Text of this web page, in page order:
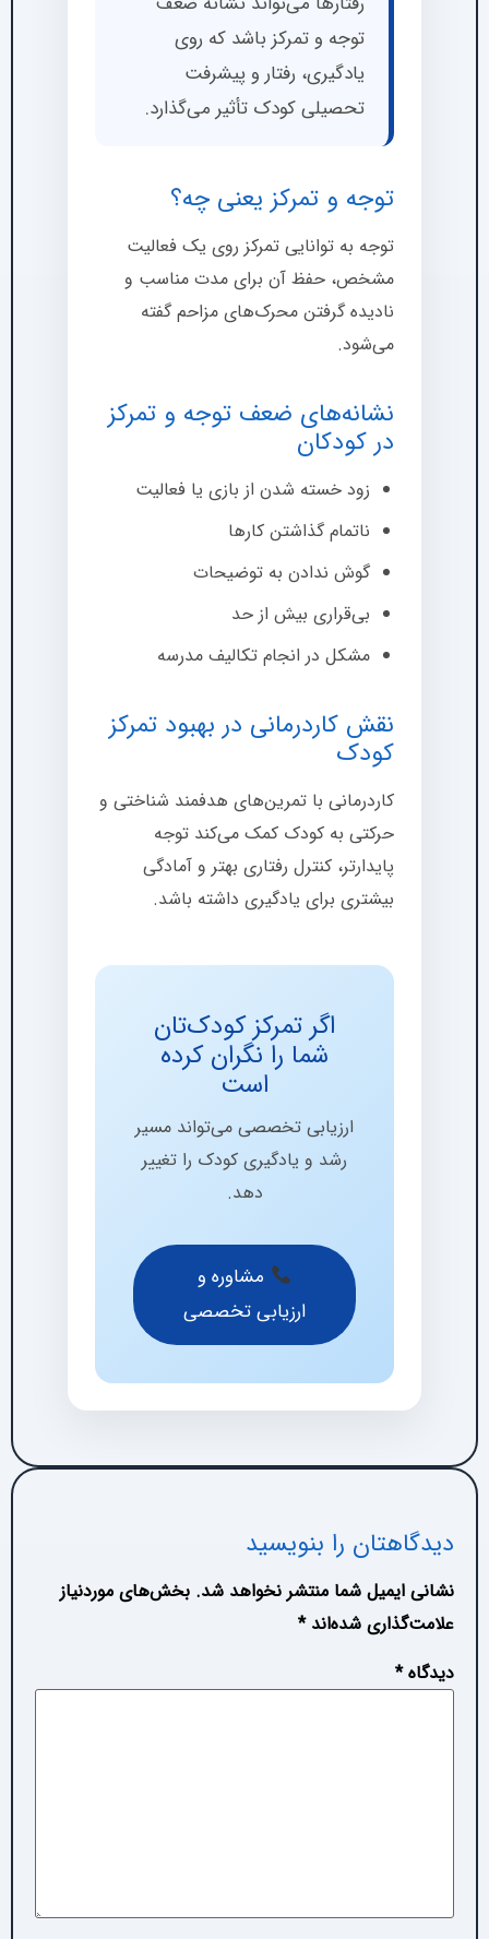
توجه و تمرکز باشد که روی
یادگیری، رفتار و پیشرفت
تحصیلی کودک تأثیر می‌گذارد.
توجه و تمرکز یعنی چه؟
توجه به توانایی تمرکز روی یک فعالیت
مشخص، حفظ آن برای مدت مناسب و
نادیده گرفتن محرک‌های مزاحم گفته
می‌شود.
نشانه‌های ضعف توجه و تمرکز
در کودکان
زود خسته شدن از بازی یا فعالیت
ناتمام گذاشتن کارها
گوش ندادن به توضیحات
بی‌قراری بیش از حد
مشکل در انجام تکالیف مدرسه
نقش کاردرمانی در بهبود تمرکز
کودک
کاردرمانی با تمرین‌های هدفمند شناختی و
حرکتی به کودک کمک می‌کند توجه
پایدارتر، کنترل رفتاری بهتر و آمادگی
بیشتری برای یادگیری داشته باشد.
اگر تمرکز کودک‌تان
شما را نگران کرده
است
ارزیابی تخصصی می‌تواند مسیر
رشد و یادگیری کودک را تغییر
دهد.
مشاوره و
ارزیابی تخصصی
دیدگاهتان را بنویسید
نشانی ایمیل شما منتشر نخواهد شد. بخش‌های موردنیاز
علامت‌گذاری شده‌اند*
دیدگاه*